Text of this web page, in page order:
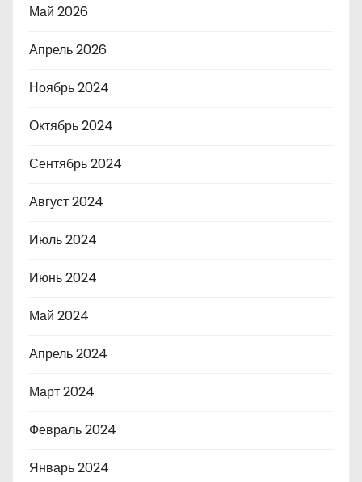
Май 2026
Апрель 2026
Ноябрь 2024
Октябрь 2024
Сентябрь 2024
Август 2024
Июль 2024
Июнь 2024
Май 2024
Апрель 2024
Март 2024
Февраль 2024
Январь 2024